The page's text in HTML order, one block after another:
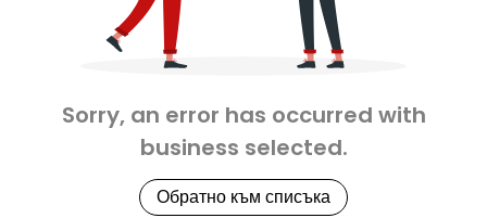
Sorry, an error has occurred with
business selected.
Обратно към списъка